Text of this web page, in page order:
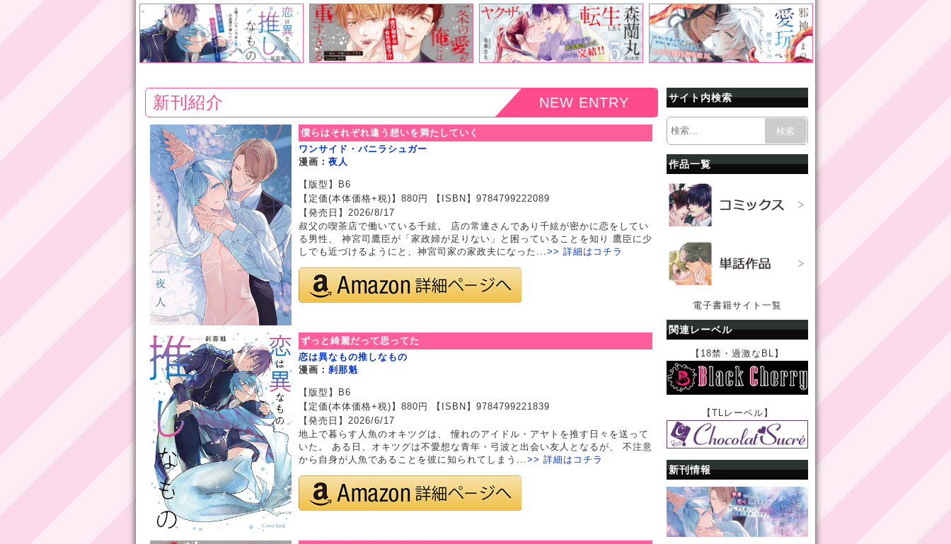
新刊紹介 NEW ENTRY
僕らはそれぞれ違う想いを満たしていく
ワンサイド・バニラシュガー
漫画： 夜人
【版型】B6
【定価(本体価格+税)】880円 【ISBN】9784799222089
【発売日】2026/8/17
叔父の喫茶店で働いている千絃。 店の常連さんであり千絃が密かに恋をしてい
る男性、 神宮司鷹臣が「家政婦が足りない」と困っていることを知り 鷹臣に少
しでも近づけるようにと、神宮司家の家政夫になった...>> 詳細はコチラ
ずっと綺麗だって思ってた
恋は異なもの推しなもの
漫画： 刹那魁
【版型】B6
【定価(本体価格+税)】880円 【ISBN】9784799221839
【発売日】2026/6/17
地上で暮らす人魚のオキツグは、 憧れのアイドル・アヤトを推す日々を送って
いた。 ある日、オキツグは不愛想な青年・弓波と出会い友人となるが、 不注意
から自身が人魚であることを彼に知られてしまう...>> 詳細はコチラ
サイト内検索
検索
作品一覧
電子書籍サイト一覧
関連レーベル
【18禁・過激なBL】
【TLレーベル】
新刊情報